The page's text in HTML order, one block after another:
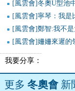
[風雲會]冬奧U型池
[風雲會]寧琴：我是
[風雲會]鄭智:我不
[風雲會]姍姍來遲的
我要分享：
更多 冬奧會新